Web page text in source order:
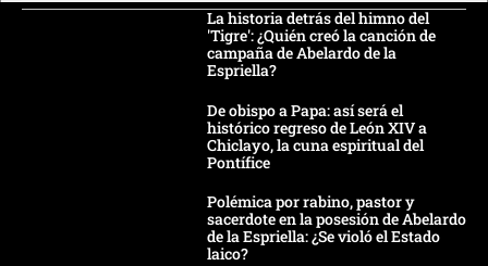
La historia detrás del himno del
'Tigre': ¿Quién creó la canción de
campaña de Abelardo de la
Espriella?
De obispo a Papa: así será el
histórico regreso de León XIV a
Chiclayo, la cuna espiritual del
Pontífice
Polémica por rabino, pastor y
sacerdote en la posesión de Abelardo
de la Espriella: ¿Se violó el Estado
laico?